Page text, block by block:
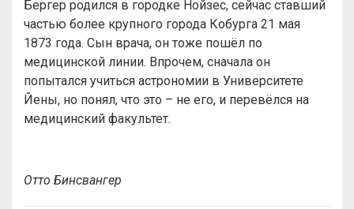
Бергер родился в городке Нойзес, сейчас ставший
частью более крупного города Кобурга 21 мая
1873 года. Сын врача, он тоже пошёл по
медицинской линии. Впрочем, сначала он
попытался учиться астрономии в Университете
Йены, но понял, что это – не его, и перевёлся на
медицинский факультет.
Отто Бинсвангер